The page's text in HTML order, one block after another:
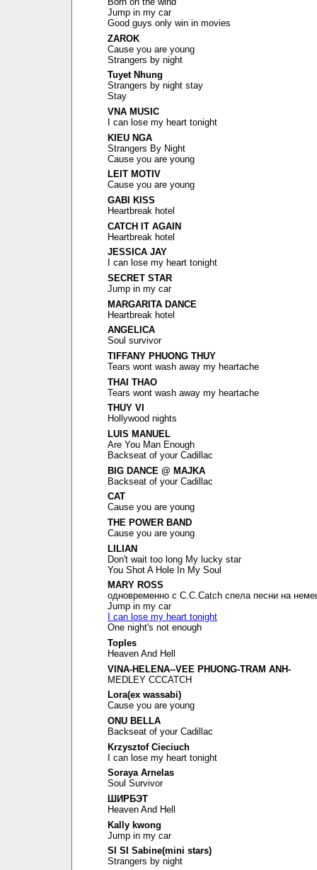
Jump in my car
Good guys only win in movies
ZAROK
Cause you are young
Strangers by night
Tuyet Nhung
Strangers by night stay
Stay
VNA MUSIC
I can lose my heart tonight
KIEU NGA
Strangers By Night
Cause you are young
LEIT MOTIV
Cause you are young
GABI KISS
Heartbreak hotel
CATCH IT AGAIN
Heartbreak hotel
JESSICA JAY
I can lose my heart tonight
SECRET STAR
Jump in my car
MARGARITA DANCE
Heartbreak hotel
ANGELICA
Soul survivor
TIFFANY PHUONG THUY
Tears wont wash away my heartache
THAI THAO
Tears wont wash away my heartache
THUY VI
Hollywood nights
LUIS MANUEL
Are You Man Enough
Backseat of your Cadillac
BIG DANCE @ MAJKA
Backseat of your Cadillac
CAT
Cause you are young
THE POWER BAND
Cause you are young
LILIAN
Don't wait too long My lucky star
You Shot A Hole In My Soul
MARY ROSS
одновременно с C.C.Catch спела песни на
Jump in my car
I can lose my heart tonight
One night's not enough
Toples
Heaven And Hell
VINA-HELENA--VEE PHUONG-TRAM ANH-
MEDLEY CCCATCH
Lora(ex wassabi)
Cause you are young
ONU BELLA
Backseat of your Cadillac
Krzysztof Cieciuch
I can lose my heart tonight
Soraya Arnelas
Soul Survivor
ШИРБЭТ
Heaven And Hell
Kally kwong
Jump in my car
SI SI Sabine(mini stars)
Strangers by night